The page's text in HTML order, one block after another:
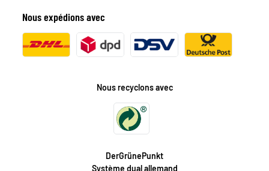
Nous expédions avec
Nous recyclons avec
DerGrünePunkt
Système dual allemand